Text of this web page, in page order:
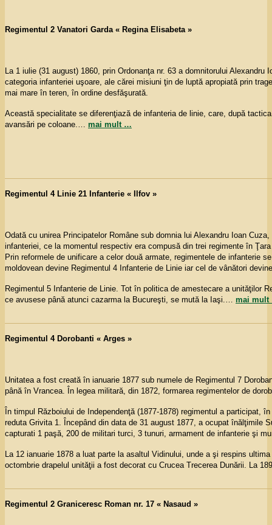
Regimentul 2 Vanatori Garda « Regina Elisabeta »
La 1 iulie (31 august) 1860, prin Ordonanţa nr. 63 a domnitorului
categoria infanteriei uşoare, ale cărei misiuni ţin de luptă apropiată prin
mai mare în teren, în ordine desfăşurată.
Această specialitate se diferenţiază de infanteria de linie, care, după
avansări pe coloane.
mai mult …
Regimentul 4 Linie 21 Infanterie « Ilfov »
Odată cu unirea Principatelor Române sub domnia lui Alexandru Ioan
infanteriei, ce la momentul respectiv era compusă din trei regimente în
Prin reformele de unificare a celor două armate, regimentele de infanterie
moldovean devine Regimentul 4 Infanterie de Linie iar cel de vânători devine
Regimentul 5 Infanterie de Linie. Tot în politica de amestecare a unităţilor
ce avusese până atunci cazarma la Bucureşti, se mută la Iaşi.
mai
Regimentul 4 Dorobanti « Arges »
Unitatea a fost creată în ianuarie 1877 sub numele de Regimentul 7
până în Vrancea. În legea militară, din 1872, formarea regimentelor de
În timpul Războiului de Independenţă (1877-1878) regimentul a
reduta Grivita 1. Începând din data de 31 august 1877, a ocupat înălţimile
capturati 1 paşă, 200 de militari turci, 3 tunuri, armament de infanterie şi
La 12 ianuarie 1878 a luat parte la asaltul Vidinului, unde a şi respins
octombrie drapelul unităţii a fost decorat cu Crucea Trecerea Dunării. La
Regimentul 2 Graniceresc Roman nr. 17 « Nasaud »